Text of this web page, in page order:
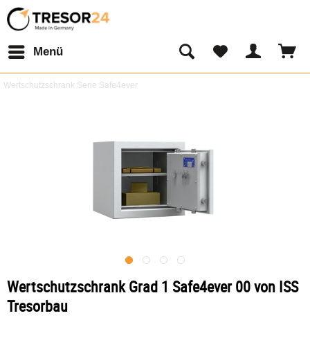
Menü
Wertschutzschrank Serie Safe4ever
Wertschutzschrank Grad 1 Safe4ever 00 von ISS
Tresorbau